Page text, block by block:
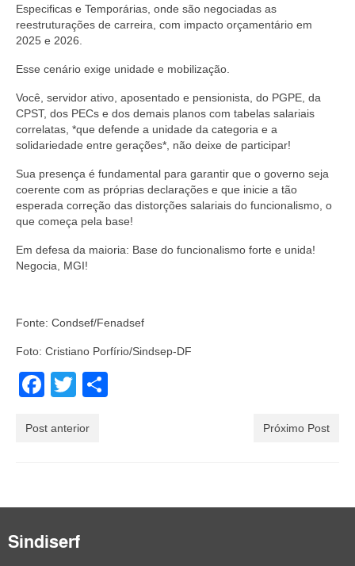
Especificas e Temporárias, onde são negociadas as
reestruturações de carreira, com impacto orçamentário em
2025 e 2026.
Esse cenário exige unidade e mobilização.
Você, servidor ativo, aposentado e pensionista, do PGPE, da
CPST, dos PECs e dos demais planos com tabelas salariais
correlatas, *que defende a unidade da categoria e a
solidariedade entre gerações*, não deixe de participar!
Sua presença é fundamental para garantir que o governo seja
coerente com as próprias declarações e que inicie a tão
esperada correção das distorções salariais do funcionalismo, o
que começa pela base!
Em defesa da maioria: Base do funcionalismo forte e unida!
Negocia, MGI!
Fonte: Condsef/Fenadsef
Foto: Cristiano Porfírio/Sindsep-DF
Facebook
Twitter
Post anterior Próximo Post
Sindiserf